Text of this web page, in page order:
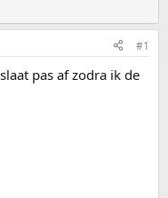
#1
pas af zodra ik de